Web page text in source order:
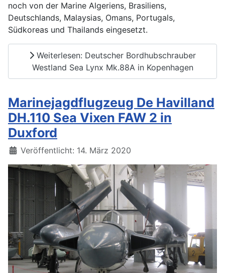
noch von der Marine Algeriens, Brasiliens,
Deutschlands, Malaysias, Omans, Portugals,
Südkoreas und Thailands eingesetzt.
Weiterlesen: Deutscher Bordhubschrauber
Westland Sea Lynx Mk.88A in Kopenhagen
Marinejagdflugzeug De Havilland
DH.110 Sea Vixen FAW 2 in
Duxford
Details
Veröffentlicht: 14. März 2020